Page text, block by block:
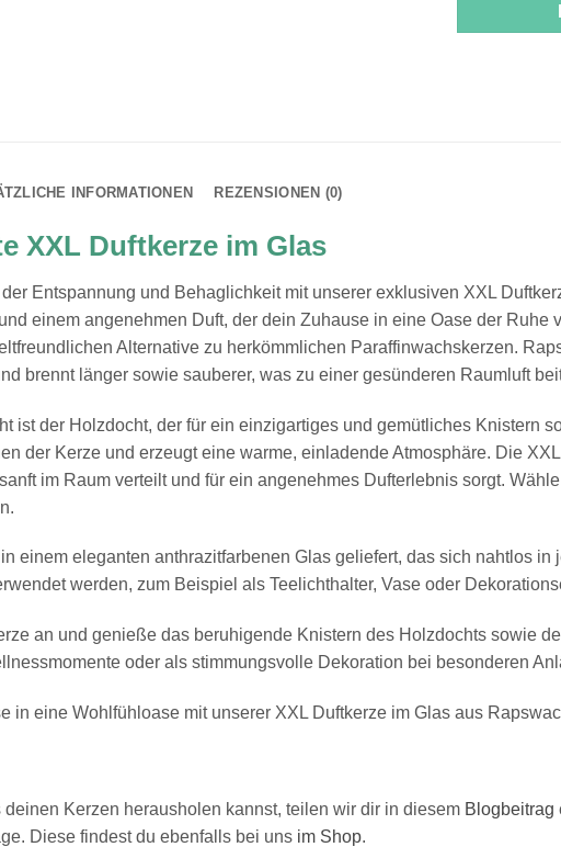
INFORMATIONEN REZENSIONEN (0)
XXL Duftkerze im Glas
Entspannung und Behaglichkeit mit unserer exklusiven XXL
einem angenehmen Duft, der dein Zuhause in eine Oase der
Alternative zu herkömmlichen Paraffinwachskerzen.
brennt länger sowie sauberer, was zu einer gesünderen Raumluft
ist der Holzdocht, der für ein einzigartiges und gemütliches Knistern
der Kerze und erzeugt eine warme, einladende Atmosphäre. Die
im Raum verteilt und für ein angenehmes Dufterlebnis sorgt.
einem eleganten anthrazitfarbenen Glas geliefert, das sich nahtlos
werden, zum Beispiel als Teelichthalter, Vase oder
an und genieße das beruhigende Knistern des Holzdochts sowie
oder als stimmungsvolle Dekoration bei besonderen
in eine Wohlfühloase mit unserer XXL Duftkerze im Glas aus
deinen Kerzen herausholen kannst, teilen wir dir in diesem Blogbeitrag
Diese findest du ebenfalls bei uns im Shop.